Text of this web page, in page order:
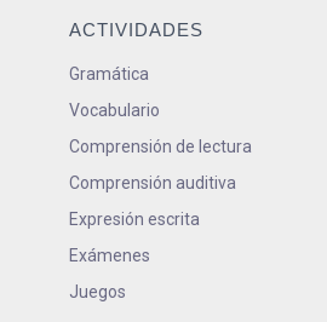
ACTIVIDADES
Gramática
Vocabulario
Comprensión de lectura
Comprensión auditiva
Expresión escrita
Exámenes
Juegos